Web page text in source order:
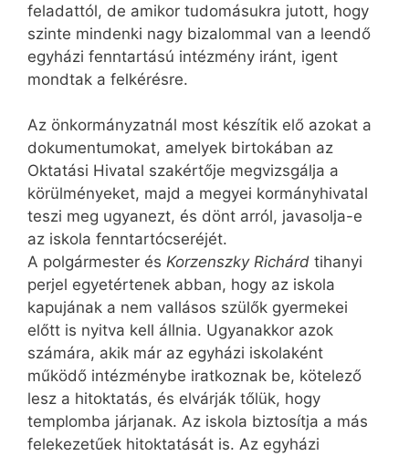
feladattól, de amikor tudomásukra jutott, hogy
szinte mindenki nagy bizalommal van a leendő
egyházi fenntartású intézmény iránt, igent
mondtak a felkérésre.
Az önkormányzatnál most készítik elő azokat a
dokumentumokat, amelyek birtokában az
Oktatási Hivatal szakértője megvizsgálja a
körülményeket, majd a megyei kormányhivatal
teszi meg ugyanezt, és dönt arról, javasolja-e
az iskola fenntartócseréjét.
A polgármester és Korzenszky Richárd tihanyi
perjel egyetértenek abban, hogy az iskola
kapujának a nem vallásos szülők gyermekei
előtt is nyitva kell állnia. Ugyanakkor azok
számára, akik már az egyházi iskolaként
működő intézménybe iratkoznak be, kötelező
lesz a hitoktatás, és elvárják tőlük, hogy
templomba járjanak. Az iskola biztosítja a más
felekezetűek hitoktatását is. Az egyházi